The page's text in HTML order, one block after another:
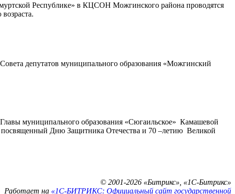
Республике» в КЦСОН Можгинского района проводятся
депутатов муниципального образования «Можгинский
муниципального образования «Сюгаильское» Камашевой
Дню Защитника Отечества и 70 –летию Великой
© 2001-2026 «Битрикс», «1С-Битрикс»
Работает на «1С-БИТРИКС: Официальный сайт государственной